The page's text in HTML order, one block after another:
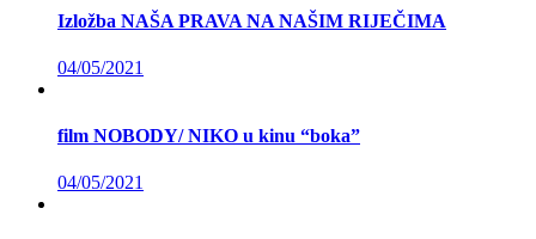
Izložba NAŠA PRAVA NA NAŠIM RIJEČIMA
04/05/2021
film NOBODY/ NIKO u kinu “boka”
04/05/2021